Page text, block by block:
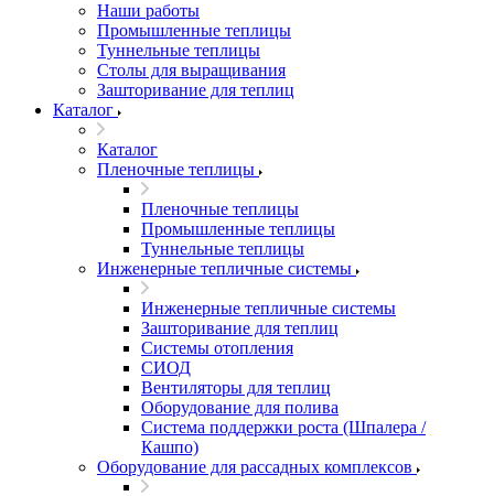
Наши работы
Промышленные теплицы
Туннельные теплицы
Столы для выращивания
Зашторивание для теплиц
Каталог
Каталог
Пленочные теплицы
Пленочные теплицы
Промышленные теплицы
Туннельные теплицы
Инженерные тепличные системы
Инженерные тепличные системы
Зашторивание для теплиц
Системы отопления
СИОД
Вентиляторы для теплиц
Оборудование для полива
Система поддержки роста (Шпалера /
Кашпо)
Оборудование для рассадных комплексов